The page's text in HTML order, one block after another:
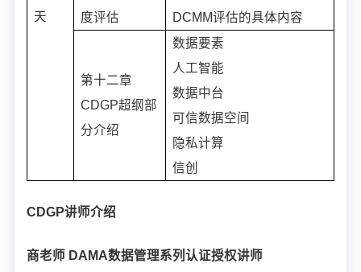
天
度评估
DCMM评估的具体内容
第十二章
CDGP超纲部
分介绍
数据要素
人工智能
数据中台
可信数据空间
隐私计算
信创
CDGP讲师介绍
商老师 DAMA数据管理系列认证授权讲师